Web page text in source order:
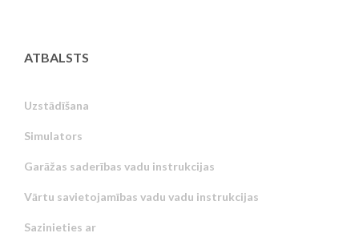
ATBALSTS
Uzstādīšana
Simulators
Garāžas saderības vadu instrukcijas
Vārtu savietojamības vadu vadu instrukcijas
Sazinieties ar